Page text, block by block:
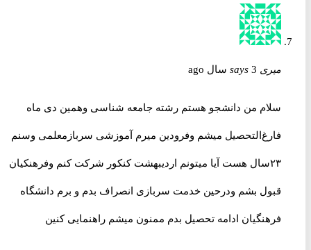
میری says 3 سال ago
سلام من دانشجو هستم رشته جامعه شناسی وهمین دی ماه
فارغ‌التحصیل میشم وفرودین میرم آموزشی سربازمعلمی وسنم
۲۳سال هست آیا میتونم اردیبهشت کنکور شرکت کنم وفرهنکیان
قبول بشم ودرحین خدمت سربازی انصراف بدم و برم دانشگاه
فرهنگیان ادامه تحصیل بدم ممنون میشم راهنمایی کنین